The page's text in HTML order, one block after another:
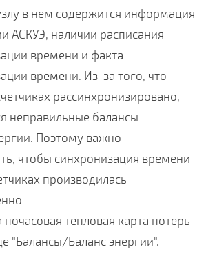
в нем содержится информация
АСКУЭ, наличии расписания
времени и факта
времени. Из-за того, что
рассинхронизировано,
неправильные балансы
Поэтому важно
чтобы синхронизация времени
производилась
тепловая карта потерь
"Балансы/Баланс энергии".